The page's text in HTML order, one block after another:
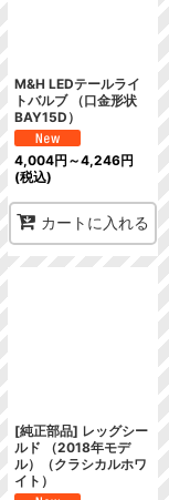
M&H LEDテールライ
トバルブ （口金形状
BAY15D）
4,004円 ～4,246円
(税込)
カートに入れる
[純正部品] レッグシー
ルド （2018年モデ
ル）（クラシカルホワ
イト）